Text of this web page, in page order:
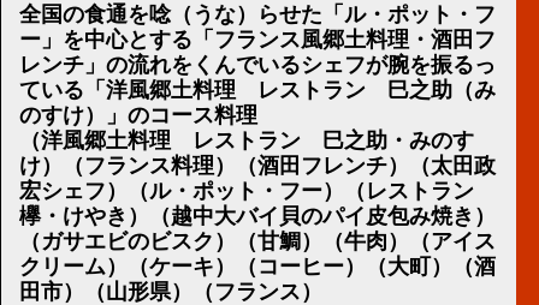
リンク集
顧問契約について
講演のご案内
気をつけたい法律のポイント
武田正男の独り言
全国の食通を唸（うな）らせた「ル・ポット・フ
ー」を中心とする「フランス風郷土料理・酒田フ
レンチ」の流れをくんでいるシェフが腕を振るっ
ている「洋風郷土料理 レストラン 巳之助（み
のすけ）」のコース料理
（洋風郷土料理 レストラン 巳之助・みのす
け）（フランス料理）（酒田フレンチ）（太田政
宏シェフ）（ル・ポット・フー）（レストラン
欅・けやき）（越中大バイ貝のパイ皮包み焼き）
（ガサエビのビスク）（甘鯛）（牛肉）（アイス
クリーム）（ケーキ）（コーヒー）（大町）（酒
田市）（山形県）（フランス）